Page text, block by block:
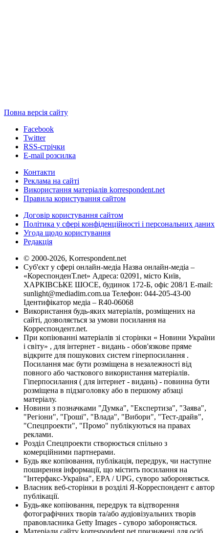
Повна версія сайту
Facebook
Twitter
RSS-стрічки
E-mail розсилка
Контакти
Реклама на сайті
Використання матеріалів korrespondent.net
Правила користування сайтом
Договір користування сайтом
Політика у сфері конфіденційності і персональних даних
Угода щодо користування
Редакція
© 2000-2026, Korrespondent.net
Суб'єкт у сфері онлайн-медіа Назва онлайн-медіа –
«КореспонденТ.net» Адреса: 02091, місто Київ,
ХАРКІВСЬКЕ ШОСЕ, будинок 172-Б, офіс 208/1 E-mail:
sunlight@mediadim.com.ua Телефон: 044-205-43-00
Ідентифікатор медіа – R40-06068
Використання будь-яких матеріалів, розміщених на
сайті, дозволяється за умови посилання на
Корреспондент.net.
При копіюванні матеріалів зі сторінки « Новини України
і світу» , для інтернет - видань - обов'язкове пряме
відкрите для пошукових систем гіперпосилання .
Посилання має бути розміщена в незалежності від
повного або часткового використання матеріалів.
Гіперпосилання ( для інтернет - видань) - повинна бути
розміщена в підзаголовку або в першому абзаці
матеріалу.
Новини з позначками "Думка", "Експертиза", "Заява",
"Регіони", "Гроші", "Влада", "Вибори", "Тест-драйв",
"Спецпроекти", "Промо" публікуються на правах
реклами.
Розділ Спецпроекти створюється спільно з
комерційними партнерами.
Будь яке копіювання, публікація, передрук, чи наступне
поширення інформації, що містить посилання на
"Інтерфакс-Україна", EPA / UPG, суворо забороняється.
Власник веб-сторінки в розділі Я-Корреспондент є автор
публікації.
Будь-яке копіювання, передрук та відтворення
фотографічних творів та/або аудіовізуальних творів
правовласника Getty Images - суворо забороняється.
Матеріали сайту korrespondent.net призначені для осіб